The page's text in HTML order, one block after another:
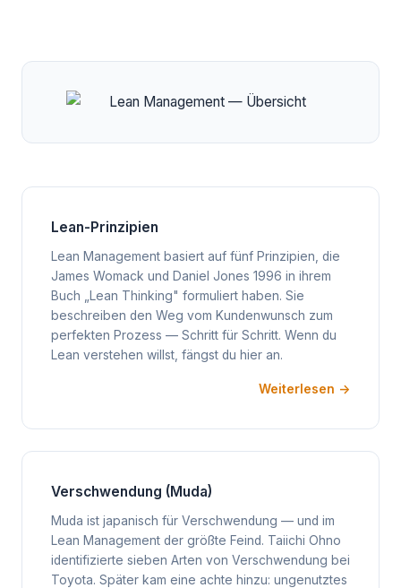
Lean-Prinzipien
Lean Management basiert auf fünf Prinzipien, die
James Womack und Daniel Jones 1996 in ihrem
Buch „Lean Thinking" formuliert haben. Sie
beschreiben den Weg vom Kundenwunsch zum
perfekten Prozess — Schritt für Schritt. Wenn du
Lean verstehen willst, fängst du hier an.
Weiterlesen →
Verschwendung (Muda)
Muda ist japanisch für Verschwendung — und im
Lean Management der größte Feind. Taiichi Ohno
identifizierte sieben Arten von Verschwendung bei
Toyota. Später kam eine achte hinzu: ungenutztes